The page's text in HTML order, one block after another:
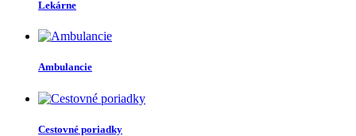
Lekárne
Ambulancie
Cestovné poriadky